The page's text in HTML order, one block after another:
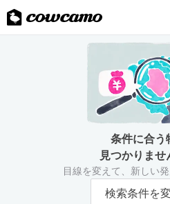
条件に合う
見つかりませ
目線を変えて、新しい
検索条件を